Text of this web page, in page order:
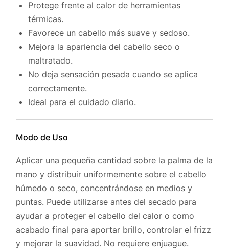
Protege frente al calor de herramientas
térmicas.
Favorece un cabello más suave y sedoso.
Mejora la apariencia del cabello seco o
maltratado.
No deja sensación pesada cuando se aplica
correctamente.
Ideal para el cuidado diario.
Modo de Uso
Aplicar una pequeña cantidad sobre la palma de la
mano y distribuir uniformemente sobre el cabello
húmedo o seco, concentrándose en medios y
puntas. Puede utilizarse antes del secado para
ayudar a proteger el cabello del calor o como
acabado final para aportar brillo, controlar el frizz
y mejorar la suavidad. No requiere enjuague.